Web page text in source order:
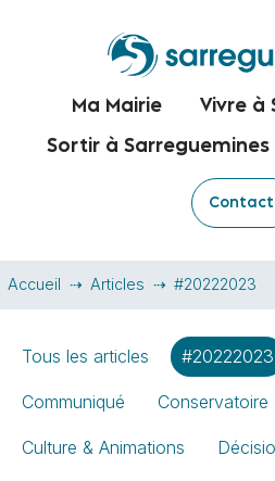
Ma Mairie Vivre à
Sortir à Sarreguemines
Contact
Accueil Articles #20222023
Tous les articles #20222023
Communiqué Conservatoire
Culture & Animations